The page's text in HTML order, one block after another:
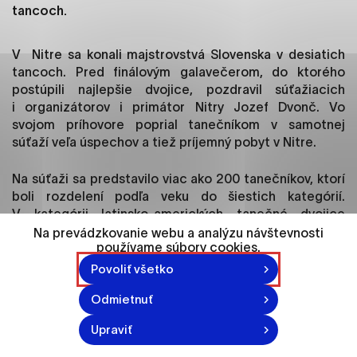
tancoch.
V Nitre sa konali majstrovstvá Slovenska v desiatich
tancoch. Pred finálovým galavečerom, do ktorého
postúpili najlepšie dvojice, pozdravil súťažiacich
i organizátorov i primátor Nitry Jozef Dvonč. Vo
svojom príhovore poprial tanečníkom v samotnej
súťaží veľa úspechov a tiež príjemný pobyt v Nitre.
Na súťaži sa predstavilo viac ako 200 tanečníkov, ktorí
boli rozdelení podľa veku do šiestich kategórií.
V kategórii latinsko-amerických tanečné dvojice
predviedlisambu, čaču, rumbu, paso doble a džajv
kategórii štandardných plesových tancov to zas boli –
vals, tango, viedenský valčík, slovfox a quick step
Súťažiacich hodnotila 11-členná medzinárodná
porota, z nitrianskych tanečných párov sa najlepšie
umiestnila dvojica Marek Kajan a Janka Slezáková
Na prevádzkovanie webu a analýzu návštevnosti
používame súbory cookies.
Povoliť všetko
Odmietnuť
Upraviť
ako je navigácia na stránke a prístup k
fungovať.
Analytické cookies
Analytické cookies pomáhajú prevádzkovateľovi
stránok pochopiť, ako návštevníci stránok stránku
ponúknuť im lepšiu skúsenosť. Všetky dáta sa
zbierajú anonymne a nie je možné ich spojiť s
konkrétnou osobou.
Označiť všetko
Uložiť nastavenia
Viac informácií